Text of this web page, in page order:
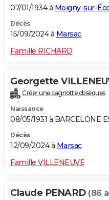
07/01/1934 à Moigny-sur-
Décès
15/09/2024 à Marsac
Famille RICHARD
Georgette
Créer une cagnotte obsèques
Naissance
08/05/1931 à BARCELONE
Décès
12/09/2024 à Marsac
Famille VILLENEUVE
Claude PENARD (86